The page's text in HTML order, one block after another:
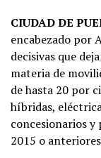
CIUDAD DE
encabezado por
decisivas que
materia de
de hasta 20 por
híbridas,
concesionarios
2015 o